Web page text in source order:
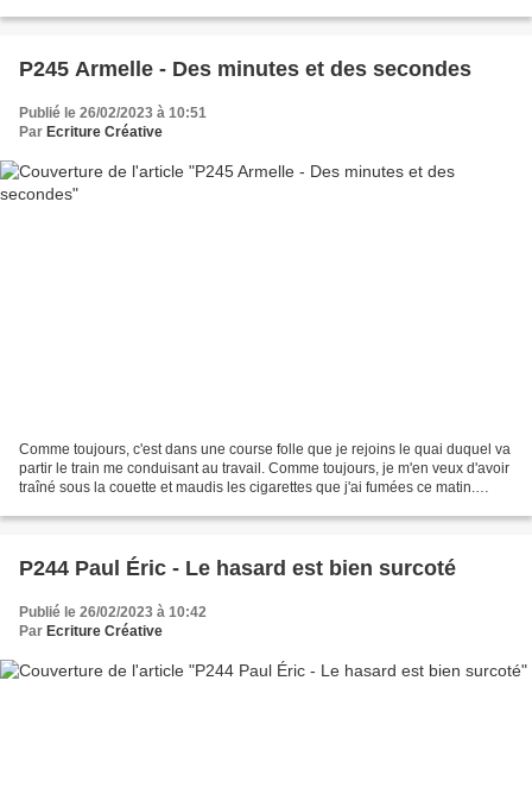
P245 Armelle - Des minutes et des secondes
Publié le 26/02/2023 à 10:51
Par Ecriture Créative
Comme toujours, c'est dans une course folle que je rejoins le quai duquel va
partir le train me conduisant au travail. Comme toujours, je m'en veux d'avoir
traîné sous la couette et maudis les cigarettes que j'ai fumées ce matin.
P244 Paul Éric - Le hasard est bien surcoté
Publié le 26/02/2023 à 10:42
Par Ecriture Créative